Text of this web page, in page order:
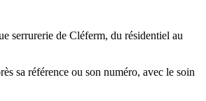
serrurerie de Cléferm, du résidentiel au
sa référence ou son numéro, avec le soin